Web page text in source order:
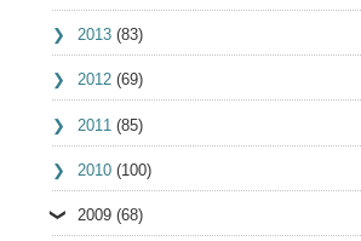
2013 (83)
2012 (69)
2011 (85)
2010 (100)
2009 (68)